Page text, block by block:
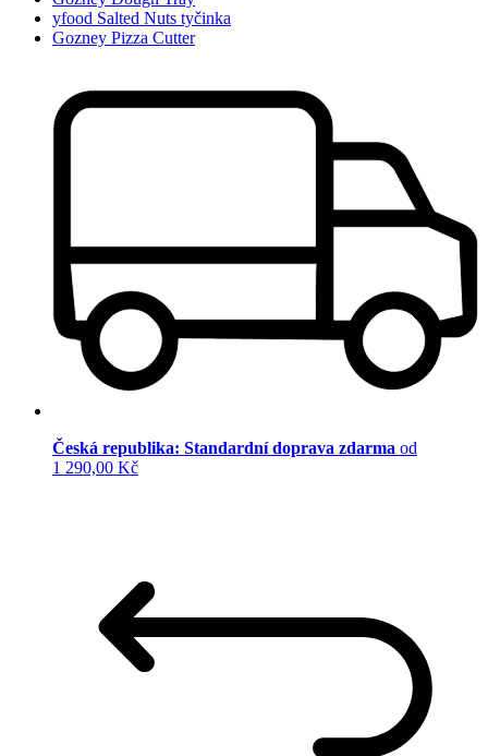
yfood Salted Nuts tyčinka
Gozney Pizza Cutter
Česká republika: Standardní doprava zdarma od
1 290,00 Kč